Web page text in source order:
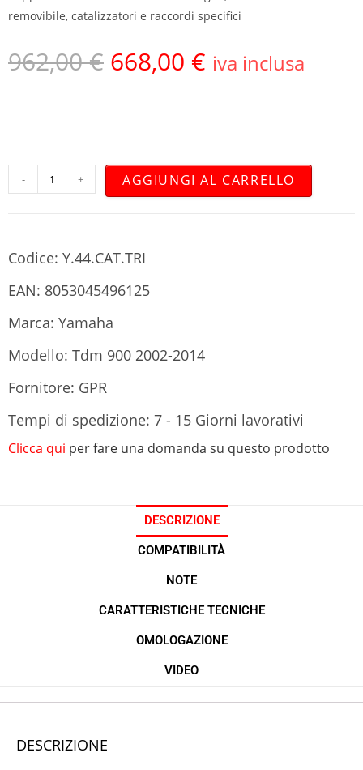
removibile, catalizzatori e raccordi specifici
962,00€ 668,00 € iva inclusa
- + AGGIUNGI AL CARRELLO
Codice: Y.44.CAT.TRI
EAN: 8053045496125
Marca: Yamaha
Modello: Tdm 900 2002-2014
Fornitore: GPR
Tempi di spedizione: 7 - 15 Giorni lavorativi
Clicca qui per fare una domanda su questo prodotto
DESCRIZIONE
COMPATIBILITÀ
NOTE
CARATTERISTICHE TECNICHE
OMOLOGAZIONE
VIDEO
DESCRIZIONE